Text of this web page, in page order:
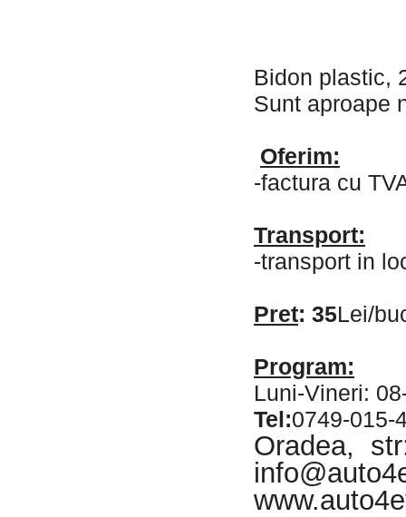
Bidon plastic,
Sunt aproape
Oferim:
-factura cu
Transport:
-transport in
Pret: 35Lei/
Program:
Luni-Vineri:
Tel:0749-015-
Oradea,